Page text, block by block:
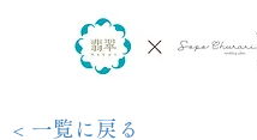
< 一覧に戻る